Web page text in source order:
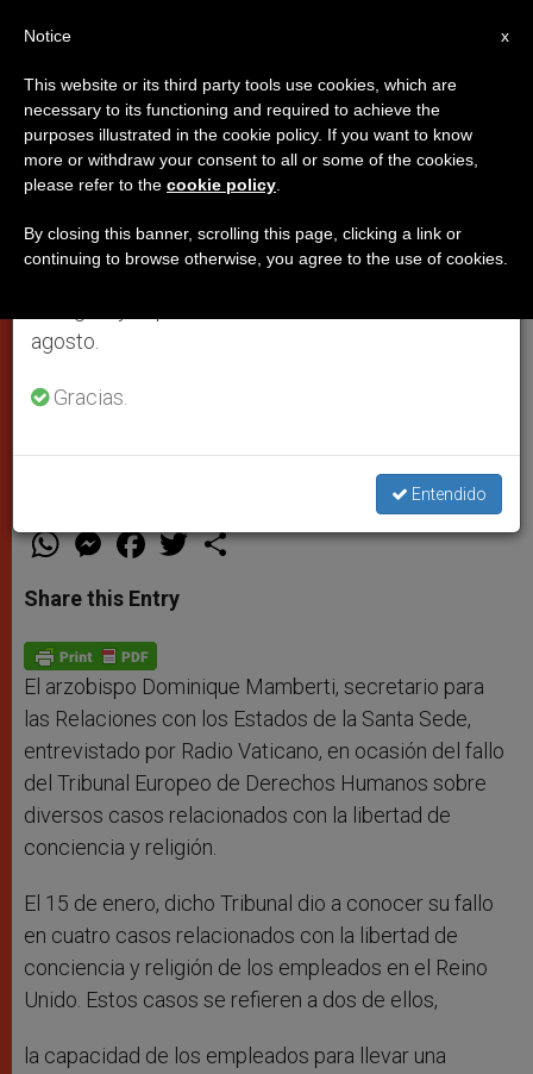
La Iglesia no exige tener 'zonas
sin ley' sino que se reconozcan
su comunidades como 'espacios
para las Relaciones con los Estados de
la Santa Sede
PAPAS
W
t
s
p
p
M
e
s
e
g
e
r
F
a
e
b
o
k
T
w
S
Share this Entry
El arzobispo Dominique Mamberti, secretario para
las Relaciones con los Estados de la Santa Sede,
entrevistado por Radio Vaticano, en ocasión del fallo
del Tribunal Europeo de Derechos Humanos sobre
diversos casos relacionados con la libertad de
conciencia y religión.
El 15 de enero, dicho Tribunal dio a conocer su fallo
en cuatro casos relacionados con la libertad de
conciencia y religión de los empleados en el Reino
Unido. Estos casos se refieren a dos de ellos,
la capacidad de los empleados para llevar una
×
Aviso importante
Del 27 de julio al 7 de agosto haremos la pausa
anual, aprovechando que en el periodo de verano
se generan menos informaciones y también el
agosto.
Gracias.
Entendido
x
Notice
This website or its third party tools use cookies, which are
necessary to its functioning and required to achieve the
purposes illustrated in the cookie policy. If you want to know
more or withdraw your consent to all or some of the cookies,
please refer to the cookie policy
By closing this banner, scrolling this page, clicking a link or
continuing to browse otherwise, you agree to the use of cookies.